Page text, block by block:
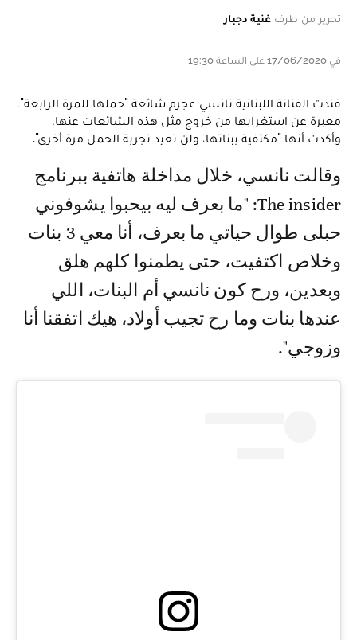
تحرير من طرف غنية دجبار
في 17/06/2020 على الساعة 19:30
فندت الفنانة اللبنانية نانسي عجرم شائعة "حملها للمرة الرابعة"،
معبرة عن استغرابها من خروج مثل هذه الشائعات عنها،
وأكدت أنها "مكتفية ببناتها، ولن تعيد تجربة الحمل مرة أخرى".
وقالت نانسي، خلال مداخلة هاتفية ببرنامج
The insider: "ما بعرف ليه بيحبوا يشوفوني
حبلى طوال حياتي ما بعرف، أنا معي 3 بنات
وخلاص اكتفيت، حتى يطمنوا كلهم هلق
وبعدين، ورح كون نانسي أم البنات، اللي
عندها بنات وما رح تجيب أولاد، هيك اتفقنا أنا
وزوجي".